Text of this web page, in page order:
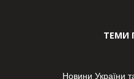
ТЕМИ
Новини України